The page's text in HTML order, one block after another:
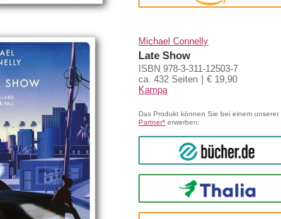
Michael Connelly
Late Show
ISBN 978-3-311-12503-7
ca. 432 Seiten
€ 19,90
Kampa
Das Produkt können Sie bei einem unserer
Partner* erwerben:
bücher.de
Thalia